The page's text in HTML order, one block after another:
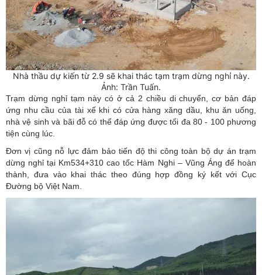
Nhà thầu dự kiến từ 2.9 sẽ khai thác tạm trạm dừng nghỉ này.
Ảnh: Trần Tuấn.
Trạm dừng nghỉ tạm này có ở cả 2 chiều di chuyển, cơ bản đáp
ứng nhu cầu của tài xế khi có cửa hàng xăng dầu, khu ăn uống,
nhà vệ sinh và bãi đỗ có thể đáp ứng được tối đa 80 - 100 phương
tiện cùng lúc.
Đơn vị cũng nỗ lực đảm bảo tiến độ thi công toàn bộ dự án trạm
dừng nghỉ tại Km534+310 cao tốc Hàm Nghi – Vũng Áng để hoàn
thành, đưa vào khai thác theo đúng hợp đồng ký kết với Cục
Đường bộ Việt Nam.